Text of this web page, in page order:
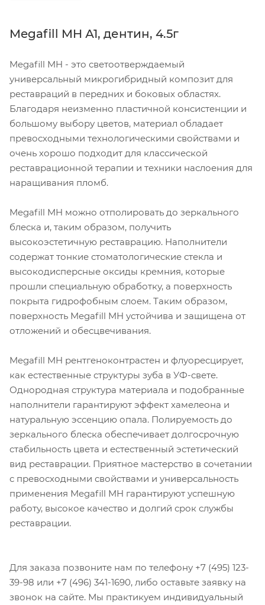
Megafill MH А1, дентин, 4.5г
Megafill MH - это светоотверждаемый
универсальный микрогибридный композит для
реставраций в передних и боковых областях.
Благодаря неизменно пластичной консистенции и
большому выбору цветов, материал обладает
превосходными технологическими свойствами и
очень хорошо подходит для классической
реставрационной терапии и техники наслоения для
наращивания пломб.
Megafill MH можно отполировать до зеркального
блеска и, таким образом, получить
высокоэстетичную реставрацию. Наполнители
содержат тонкие стоматологические стекла и
высокодисперсные оксиды кремния, которые
прошли специальную обработку, а поверхность
покрыта гидрофобным слоем. Таким образом,
поверхность Megafill MH устойчива и защищена от
отложений и обесцвечивания.
Megafill MH рентгеноконтрастен и флуоресцирует,
как естественные структуры зуба в УФ-свете.
Однородная структура материала и подобранные
наполнители гарантируют эффект хамелеона и
натуральную эссенцию опала. Полируемость до
зеркального блеска обеспечивает долгосрочную
стабильность цвета и естественный эстетический
вид реставрации. Приятное мастерство в сочетании
с превосходными свойствами и универсальность
применения Megafill MH гарантируют успешную
работу, высокое качество и долгий срок службы
реставрации.
Для заказа позвоните нам по телефону +7 (495) 123-
39-98 или +7 (496) 341-1690, либо оставьте заявку на
звонок на сайте. Мы практикуем индивидуальный